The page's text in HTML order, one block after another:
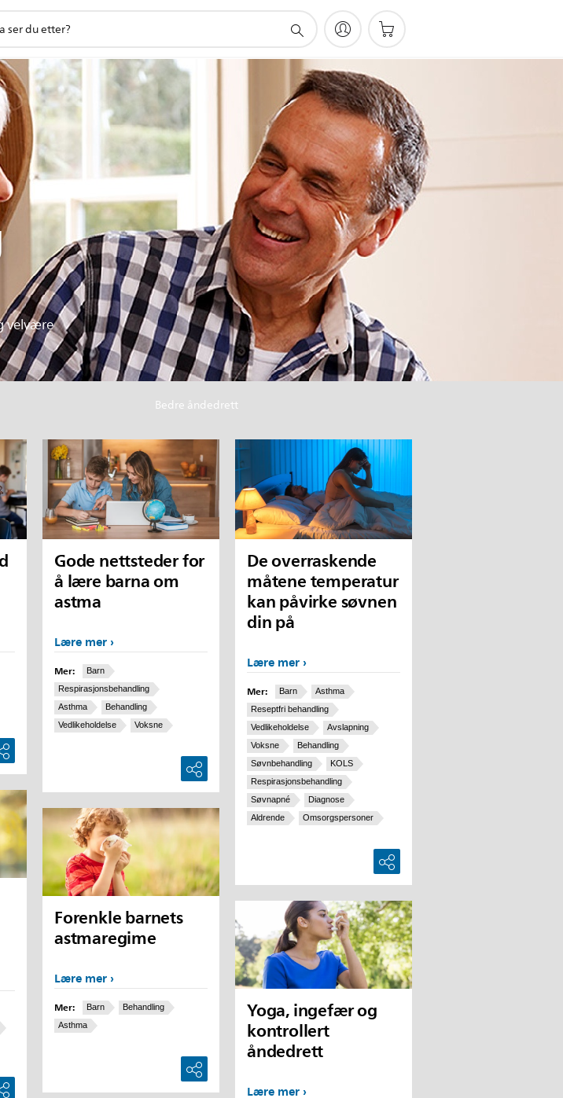
velvære
Gode nettsteder for
å lære barna om
astma
Lære mer
Mer:
Barn
Respirasjonsbehandling
Asthma
Behandling
Vedlikeholdelse
Voksne
De overraskende
måtene temperatur
kan påvirke søvnen
din på
Lære mer
Mer: Barn
Asthma
Reseptfri behandling
Vedlikeholdelse
Avslapning
Voksne
Behandling
Søvnbehandling
KOLS
Respirasjonsbehandling
Søvnapné
Diagnose
Aldrende
Omsorgspersoner
Forenkle barnets
astmaregime
Lære mer
Mer: Barn
Behandling
Asthma
Yoga, ingefær og
kontrollert
åndedrett
Lære mer
Bedre åndedrett